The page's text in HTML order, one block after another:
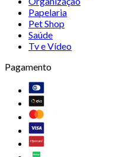
Papelaria
Pet Shop
Saúde
Tv e Vídeo
Pagamento